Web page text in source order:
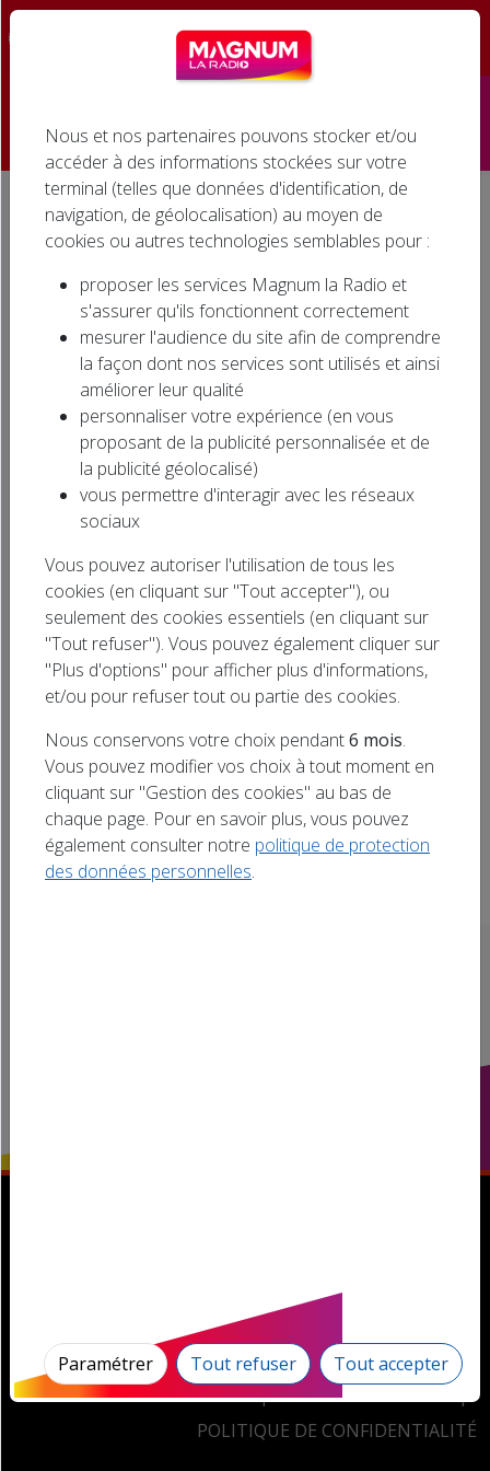
Accueil
Émissions
Infos
Agenda
Jeux
Cinéma
Rechercher
Nous et nos partenaires pouvons stocker et/ou
accéder à des informations stockées sur votre
terminal (telles que données d'identification, de
navigation, de géolocalisation) au moyen de
cookies ou autres technologies semblables pour :
proposer les services Magnum la Radio et
s'assurer qu'ils fonctionnent correctement
mesurer l'audience du site afin de comprendre
la façon dont nos services sont utilisés et ainsi
améliorer leur qualité
personnaliser votre expérience (en vous
proposant de la publicité personnalisée et de
la publicité géolocalisé)
vous permettre d'interagir avec les réseaux
sociaux
Vous pouvez autoriser l'utilisation de tous les
cookies (en cliquant sur "Tout accepter"), ou
seulement des cookies essentiels (en cliquant sur
"Tout refuser"). Vous pouvez également cliquer sur
"Plus d'options" pour afficher plus d'informations,
et/ou pour refuser tout ou partie des cookies.
Nous conservons votre choix pendant6 mois.
Vous pouvez modifier vos choix à tout moment en
cliquant sur "Gestion des cookies" au bas de
chaque page. Pour en savoir plus, vous pouvez
également consulter notre politique de protection
des données personnelles.
Paramétrer Tout refuser Tout accepter
Accueil Agenda associatif
AGENDA ASSOCIATIF
Evénements dans la région… Où sortir dans la
région ? Ecoutez l'AGENDA ASSOCIATIF sur
MAGNUM LA RADIO en semaine à 11h30 et
15h30, le samedi à 9h30 et 11h30.
Diffuser votre annonce en ligne !
Tous Doubs (25)
Haute-Marne (52) Meurthe-et-Moselle (54)
Bas-Rhin (67) Haut-Rhin (68)
Vosges (88)
Aucun événement à venir trouvé.
Magnum la Radio! © 2026, tous droits réservés.
GESTION DES COOKIES
MENTIONS LÉGALES
POLITIQUE DE CONFIDENTIALITÉ